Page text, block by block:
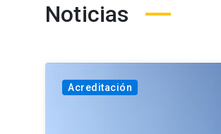
Noticias
Acreditación